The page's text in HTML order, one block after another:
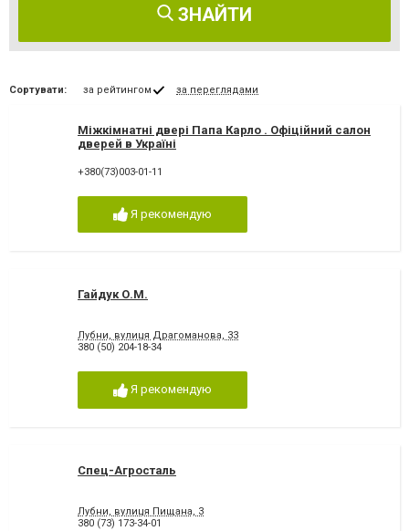
ЗНАЙТИ
Сортувати: за рейтингом за переглядами
Міжкімнатні двері Папа Карло . Офіційний салон
дверей в Україні
+380(73)003-01-11
Я рекомендую
Гайдук О.М.
Лубни, вулиця Драгоманова, 33
380 (50) 204-18-34
Я рекомендую
Спец-Агросталь
Лубни, вулиця Пищана, 3
380 (73) 173-34-01